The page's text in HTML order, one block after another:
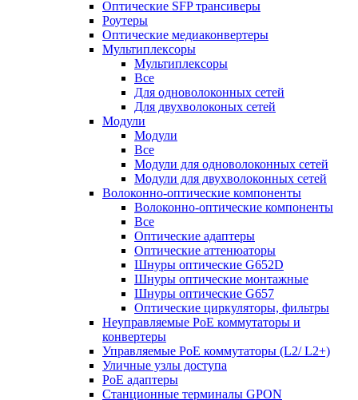
Оптические SFP трансиверы
Роутеры
Оптические медиаконвертеры
Мультиплексоры
Мультиплексоры
Все
Для одноволоконных сетей
Для двухволоконых сетей
Модули
Модули
Все
Модули для одноволоконных сетей
Модули для двухволоконных сетей
Волоконно-оптические компоненты
Волоконно-оптические компоненты
Все
Оптические адаптеры
Оптические аттенюаторы
Шнуры оптические G652D
Шнуры оптические монтажные
Шнуры оптические G657
Оптические циркуляторы, фильтры
Неуправляемые PoE коммутаторы и
конвертеры
Управляемые PoE коммутаторы (L2/ L2+)
Уличные узлы доступа
PoE адаптеры
Станционные терминалы GPON